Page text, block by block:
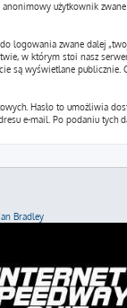
użytkownik
logowania zwane dalej
w którym stoi nasz
wyświetlane publicznie.
Hasło to umożliwia
e-mail. Po podaniu
Bradley